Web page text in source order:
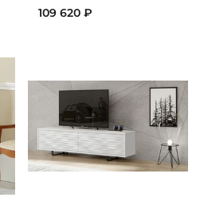
109 620 ₽